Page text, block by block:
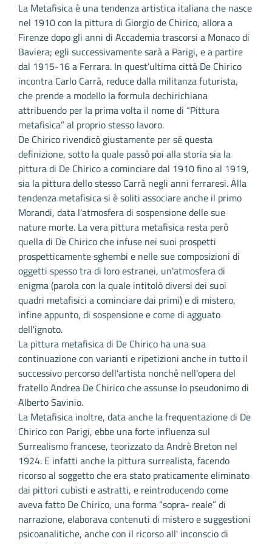
La Metafisica è una tendenza artistica italiana che nasce
nel 1910 con la pittura di Giorgio de Chirico, allora a
Firenze dopo gli anni di Accademia trascorsi a Monaco di
Baviera; egli successivamente sarà a Parigi, e a partire
dal 1915-16 a Ferrara. In quest'ultima città De Chirico
incontra Carlo Carrà, reduce dalla militanza futurista,
che prende a modello la formula dechirichiana
attribuendo per la prima volta il nome di “Pittura
metafisica” al proprio stesso lavoro.
De Chirico rivendicò giustamente per sé questa
definizione, sotto la quale passò poi alla storia sia la
pittura di De Chirico a cominciare dal 1910 fino al 1919,
sia la pittura dello stesso Carrà negli anni ferraresi. Alla
tendenza metafisica si è soliti associare anche il primo
Morandi, data l'atmosfera di sospensione delle sue
nature morte. La vera pittura metafisica resta però
quella di De Chirico che infuse nei suoi prospetti
prospetticamente sghembi e nelle sue composizioni di
oggetti spesso tra di loro estranei, un'atmosfera di
enigma (parola con la quale intitolò diversi dei suoi
quadri metafisici a cominciare dai primi) e di mistero,
infine appunto, di sospensione e come di agguato
dell'ignoto.
La pittura metafisica di De Chirico ha una sua
continuazione con varianti e ripetizioni anche in tutto il
successivo percorso dell'artista nonché nell'opera del
fratello Andrea De Chirico che assunse lo pseudonimo di
Alberto Savinio.
La Metafisica inoltre, data anche la frequentazione di De
Chirico con Parigi, ebbe una forte influenza sul
Surrealismo francese, teorizzato da Andrè Breton nel
1924. E infatti anche la pittura surrealista, facendo
ricorso al soggetto che era stato praticamente eliminato
dai pittori cubisti e astratti, e reintroducendo come
aveva fatto De Chirico, una forma “sopra- reale” di
narrazione, elaborava contenuti di mistero e suggestioni
psicoanalitiche, anche con il ricorso all' inconscio di